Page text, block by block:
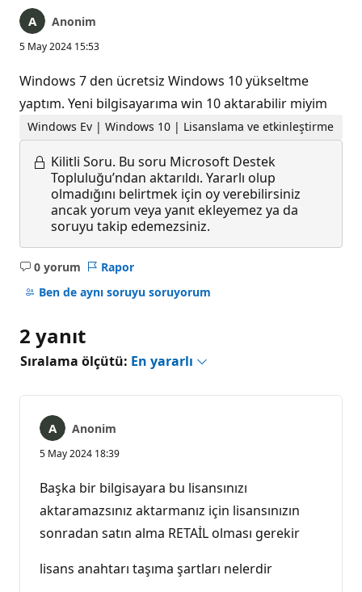
Anonim
5 May 2024 15:53
Windows 7 den ücretsiz Windows 10 yükseltme
yaptım. Yeni bilgisayarıma win 10 aktarabilir miyim
Windows Ev | Windows 10 | Lisanslama ve etkinleştirme
Kilitli Soru. Bu soru Microsoft Destek
Topluluğu’ndan aktarıldı. Yararlı olup
olmadığını belirtmek için oy verebilirsiniz
ancak yorum veya yanıt ekleyemez ya da
soruyu takip edemezsiniz.
0 yorum
Açıklama
yok
Rapor
Ben de aynı soruyu soruyorum
2 yanıt
Sıralama ölçütü: En yararlı
Anonim
5 May 2024 18:39
Başka bir bilgisayara bu lisansınızı
aktaramazsınız aktarmanız için lisansınızın
sonradan satın alma RETAİL olması gerekir
lisans anahtarı taşıma şartları nelerdir